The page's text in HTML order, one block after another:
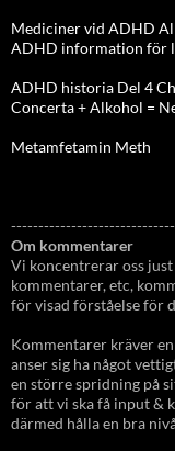
Mediciner vid ADHD
ADHD information för
ADHD historia Del 4
Concerta + Alkohol =
Metamfetamin Meth
Om kommentarer
Vi koncentrerar oss
kommentarer, etc,
för visad förståelse för
Kommentarer kräver
anser sig ha något
en större spridning på
för att vi ska få input &
därmed hålla en bra